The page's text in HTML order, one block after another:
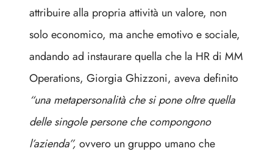
attribuire alla propria attività un valore, non
solo economico, ma anche emotivo e sociale,
andando ad instaurare quella che la HR di MM
Operations, Giorgia Ghizzoni, aveva definito
“una metapersonalità che si pone oltre quella
delle singole persone che compongono
l’azienda”, ovvero un gruppo umano che